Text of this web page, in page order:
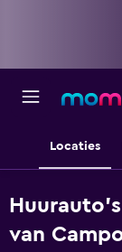
Locaties
van